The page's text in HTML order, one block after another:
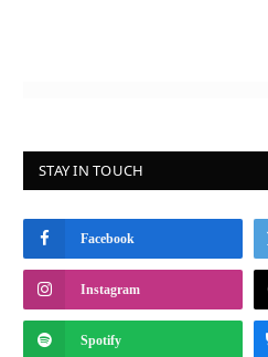
STAY IN TOUCH
Facebook
Instagram
Spotify